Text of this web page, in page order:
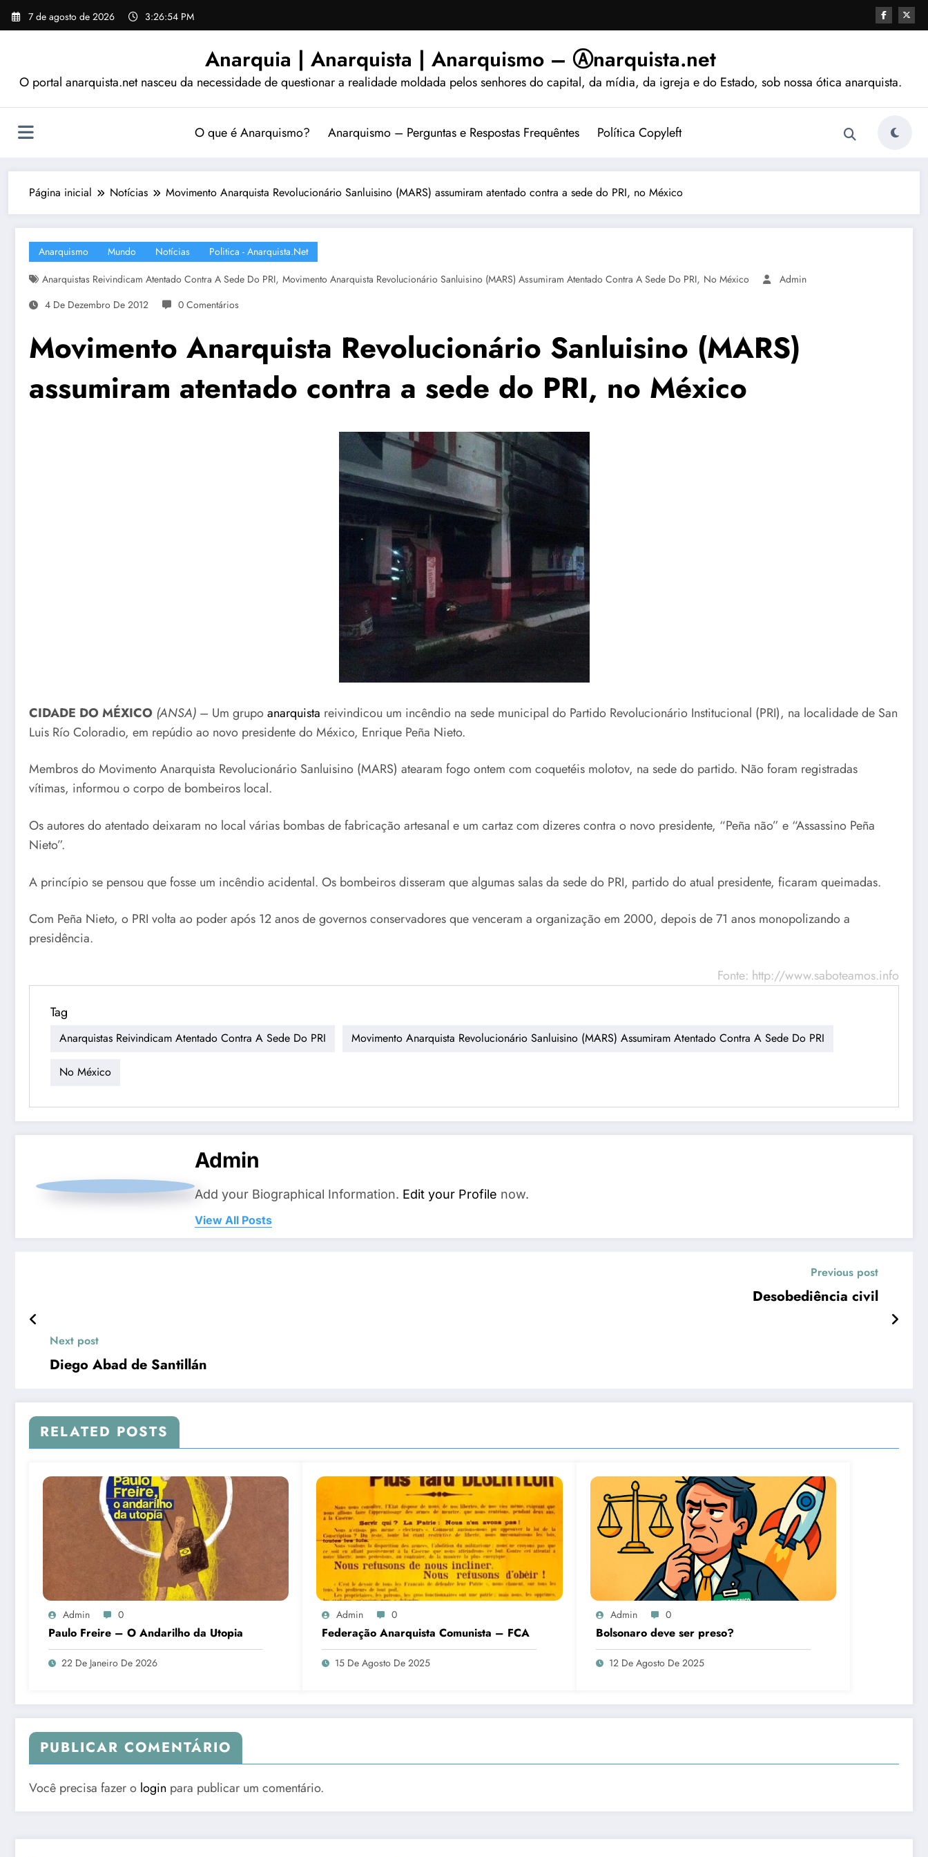
Pular
para
7 de agosto de 2026 3:26:55 PM
Anarquia | Anarquista | Anarquismo – Ⓐnarquista.net
O portal anarquista.net nasceu da necessidade de questionar a realidade moldada pelos senhores do capital, da mídia, da igreja e do Estado, sob nossa ótica anarquista.
O que é Anarquismo? Anarquismo – Perguntas e Respostas Frequêntes Política Copyleft
Página inicial Notícias Movimento Anarquista Revolucionário Sanluisino (MARS) assumiram atentado contra a sede do PRI, no México
Anarquismo Mundo Notícias
Politica - Anarquista.net
Anarquistas Reivindicam Atentado Contra A Sede Do PRI, Movimento Anarquista Revolucionário Sanluisino (MARS) Assumiram Atentado Contra A Sede Do PRI, No México
Admin
4 De Dezembro De 2012
0 Comentários
Movimento Anarquista Revolucionário Sanluisino (MARS)
assumiram atentado contra a sede do PRI, no México
CIDADE DO MÉXICO (ANSA) – Um grupoanarquista reivindicou um incêndio na sede municipal do Partido Revolucionário Institucional (PRI), na localidade de San
Luis Río Coloradio, em repúdio ao novo presidente do México, Enrique Peña Nieto.
Membros do Movimento Anarquista Revolucionário Sanluisino (MARS) atearam fogo ontem com coquetéis molotov, na sede do partido. Não foram registradas
vítimas, informou o corpo de bombeiros local.
Os autores do atentado deixaram no local várias bombas de fabricação artesanal e um cartaz com dizeres contra o novo presidente, “Peña não” e “Assassino Peña
Nieto”.
A princípio se pensou que fosse um incêndio acidental. Os bombeiros disseram que algumas salas da sede do PRI, partido do atual presidente, ficaram queimadas.
Com Peña Nieto, o PRI volta ao poder após 12 anos de governos conservadores que venceram a organização em 2000, depois de 71 anos monopolizando a
presidência.
Fonte: http://www.saboteamos.info
Tag
Anarquistas Reivindicam Atentado Contra A Sede Do PRI Movimento Anarquista Revolucionário Sanluisino (MARS) Assumiram Atentado Contra A Sede Do PRI
No México
Admin
Add your Biographical Information. Edit your Profile now.
View All Posts
Previous post
Desobediência civil
Next post
Diego Abad de Santillán
RELATED POSTS
Admin 0
Paulo Freire – O Andarilho da Utopia
22 De Janeiro De 2026
Admin 0
Federação Anarquista Comunista – FCA
15 De Agosto De 2025
Admin 0
Bolsonaro deve ser preso?
12 De Agosto De 2025
PUBLICAR COMENTÁRIO
Você precisa fazer o login para publicar um comentário.